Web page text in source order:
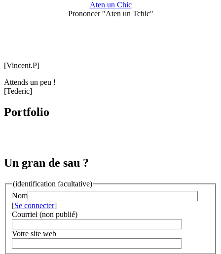
Aten un Chic
Prononcer "Aten un Tchic"
[Vincent.P]
Attends un peu !
[Tederic]
Portfolio
Un gran de sau ?
(identification facultative)
Nom
[Se connecter]
Courriel (non publié)
Votre site web